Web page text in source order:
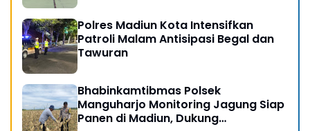
Polres Madiun Kota Intensifkan
Patroli Malam Antisipasi Begal dan
Tawuran
Bhabinkamtibmas Polsek
Manguharjo Monitoring Jagung Siap
Panen di Madiun, Dukung